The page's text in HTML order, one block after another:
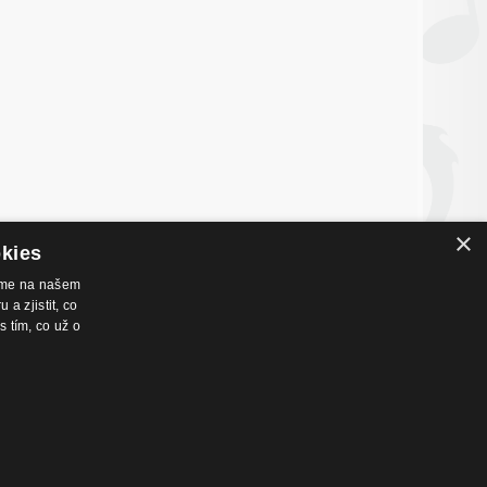
×
na našem
a zjistit, co
tím, co už o